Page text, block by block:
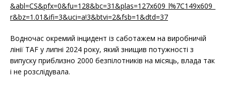
&abl=CS&pfx=0&fu=128&bc=31&plas=127x609_l%7C149x609_
r&bz=1.01&ifi=3&uci=a!3&btvi=2&fsb=1&dtd=37
Водночас окремий інцидент із саботажем на виробничій
лінії TAF у липні 2024 року, який знищив потужності з
випуску приблизно 2000 безпілотників на місяць, влада так
і не розслідувала.